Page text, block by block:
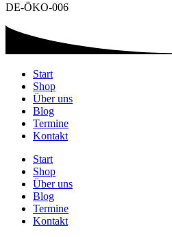
DE-ÖKO-006
Start
Shop
Über uns
Blog
Termine
Kontakt
Start
Shop
Über uns
Blog
Termine
Kontakt